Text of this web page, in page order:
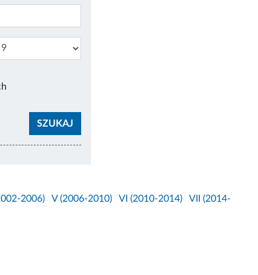
2006) V (2006-2010) VI (2010-2014)
VII (2014-